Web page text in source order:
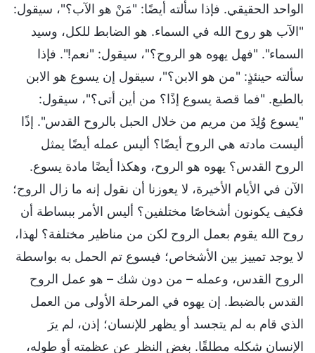
الواحد الحقيقي. فإذا سألته أيضًا: "مَنْ هو الآب؟"، سيقول:
"الآب هو روح الله في السماء. هو الضابط للكل، وسيد
السماء". "فهل يهوه هو الروح؟"، سيقول: "نعم!". فإذا
سألته حينئذٍ: "من هو الابن؟"، سيقول إن يسوع هو الابن
بالطبع. "فما قصة يسوع إذًا؟ من أين أتى؟"، سيقول:
"يسوع وُلِدَ من مريم من خلال الحبل بالروح القدس". إذًا
أليست مادته هي الروح أيضًا؟ أليس عمله أيضًا يمثل
الروح القدس؟ يهوه هو الروح، وهكذا أيضًا مادة يسوع.
الآن في الأيام الأخيرة، لا يعوزنا أن نقول إنه ما زال الروح؛
فكيف يكونون أشخاصًا مختلفين؟ أليس الأمر ببساطة أن
روح الله يقوم بعمل الروح لكن من مناظير مختلفة؟ لهذا،
لا يوجد تمييز بين الأشخاص؛ فيسوع تم الحمل به بواسطة
الروح القدس، وعمله – من دون شك – هو عمل الروح
القدس بالضبط. إن يهوه في المرحلة الأولى من العمل
الذي قام به لم يتجسد أو يظهر للإنسان؛ إذن، لم يرَ
الإنسان شكله مطلقًا. بغض النظر عن عظمته أو طوله،